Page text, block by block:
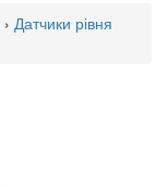
› Датчики рівня